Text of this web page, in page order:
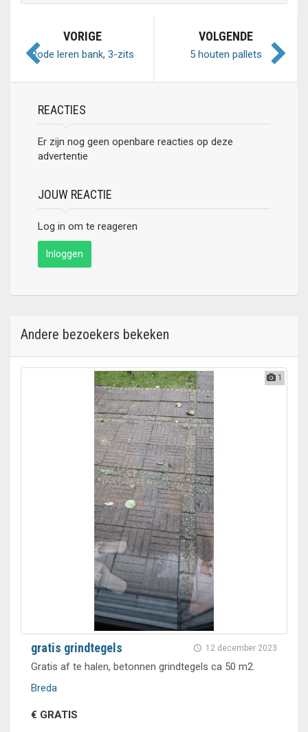
VORIGE
Rode leren bank, 3-zits
VOLGENDE
5 houten pallets
REACTIES
Er zijn nog geen openbare reacties op deze
advertentie
JOUW REACTIE
Log in om te reageren
Inloggen
Andere bezoekers bekeken
1
12 december 2023
gratis grindtegels
Gratis af te halen, betonnen grindtegels ca 50 m2.
Breda
€ GRATIS